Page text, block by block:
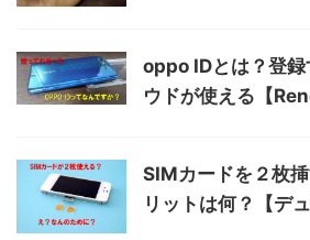
oppo IDとは？登録
ウドが使える【
SIMカードを２枚
リットは何？【デ